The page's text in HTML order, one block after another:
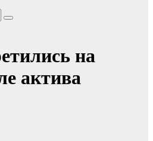
на
актива